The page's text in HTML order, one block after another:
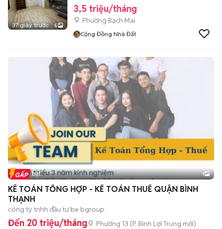
37 giây trước 5
3,5 triệu/tháng
Phường Bạch Mai
Cộng Đồng Nhà Đất
Tin nổi bật 1
KÊ TOÁN TỔNG HỢP - KẾ TOÁN THUẾ QUẬN BÌNH
THẠNH
công ty tnhh đầu tư be bgroup
Đến 20 triệu/tháng Phường 13 (P. Bình Lợi Trung mới)